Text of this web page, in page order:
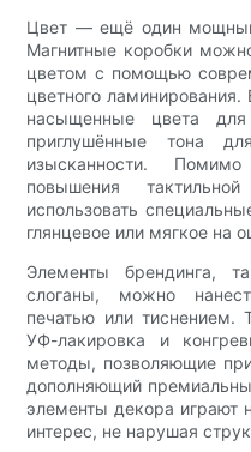
Цвет — ещё один мощный
Магнитные коробки
цветом с помощью
цветного
насыщенные цвета
приглушённые тона
изысканности.
повышения
использовать
глянцевое или мягкое на
Элементы брендинга,
слоганы, можно
печатью или тиснением.
УФ-лакировка и
методы, позволяющие
дополняющий
элементы декора играют
интерес, не нарушая